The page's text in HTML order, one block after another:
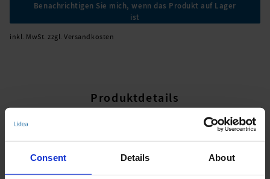
Consent Details About
Benachrichtigen Sie mich, wenn das Produkt auf Lager
ist
inkl. MwSt. zzgl. Versandkosten
Produktdetails
Beschreibung:
LIDEA ECO SHAPE setzt den Nachhaltigkeitsgedanken ganzheitlich bei
allen Komponenten um. Für den Oberstoff kommt zu 100 Prozent